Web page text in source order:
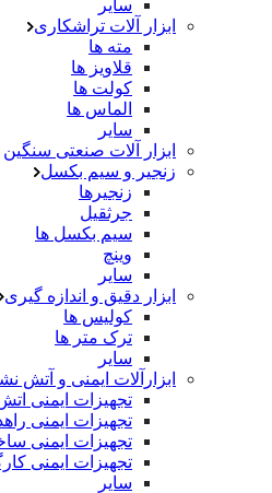
سایر
ابزار آلات تراشکاری
مته ها
قلاویز ها
کولت ها
الماس ها
سایر
ابزار آلات صنعتی سنگین
زنجیر و سیم بکسل
زنجیرها
جرثقیل
سیم بکسل ها
وینچ
سایر
ابزار دقیق و اندازه گیری
کولیس ها
ترک متر ها
سایر
ابزارآلات ایمنی و آتش
تجهیزات ایمنی
تجهیزات ایمنی
تجهیزات ایمنی
تجهیزات ایمنی
سایر